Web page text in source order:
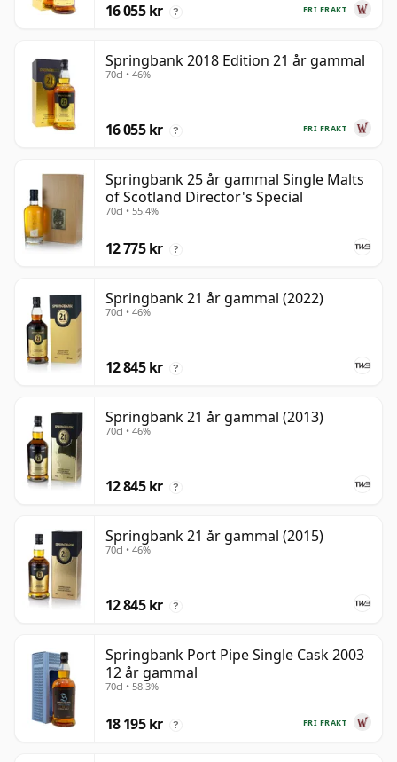
FRI FRAKT
16 055 kr ?
Springbank 2018 Edition 21 år gammal
70cl • 46%
FRI FRAKT
16 055 kr ?
Springbank 25 år gammal Single Malts
of Scotland Director's Special
70cl • 55.4%
12 775 kr ?
Springbank 21 år gammal (2022)
70cl • 46%
12 845 kr ?
Springbank 21 år gammal (2013)
70cl • 46%
12 845 kr ?
Springbank 21 år gammal (2015)
70cl • 46%
12 845 kr ?
Springbank Port Pipe Single Cask 2003
12 år gammal
70cl • 58.3%
FRI FRAKT
18 195 kr ?